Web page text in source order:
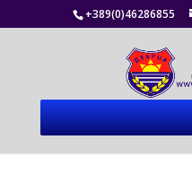
+389(0)46286855